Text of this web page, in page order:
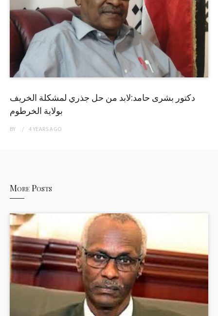
دكتور بشرى حامد:لابد من حل جذري لمشكلة الخريف
بولاية الخرطوم
BY 4 YEARSAGO
More Posts